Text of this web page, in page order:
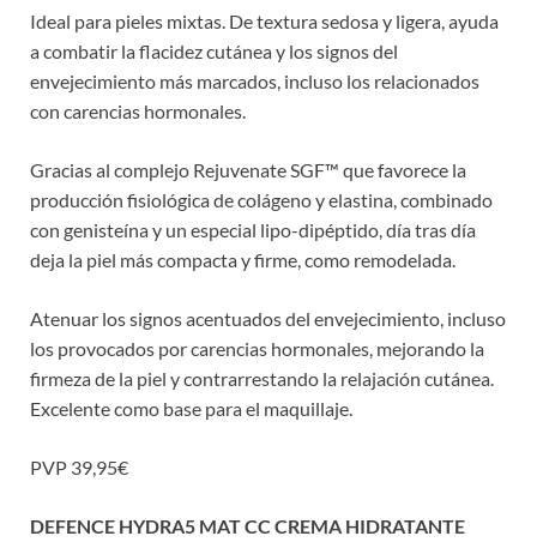
Ideal para pieles mixtas. De textura sedosa y ligera, ayuda
a combatir la flacidez cutánea y los signos del
envejecimiento más marcados, incluso los relacionados
con carencias hormonales.
Gracias al complejo Rejuvenate SGF™ que favorece la
producción fisiológica de colágeno y elastina, combinado
con genisteína y un especial lipo-dipéptido, día tras día
deja la piel más compacta y firme, como remodelada.
Atenuar los signos acentuados del envejecimiento, incluso
los provocados por carencias hormonales, mejorando la
firmeza de la piel y contrarrestando la relajación cutánea.
Excelente como base para el maquillaje.
PVP 39,95€
DEFENCE HYDRA5 MAT CC CREMA HIDRATANTE